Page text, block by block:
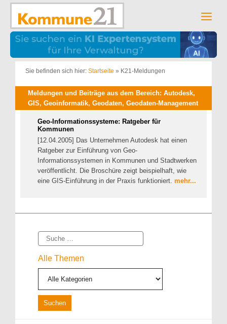
Zum
springen
Sie befinden sich hier: Startseite » K21-Meldungen
Meldungen und Beiträge aus dem Bereich: Autodesk,
GIS, Geoinformatik, Geodaten, Geodaten-Management
Geo-Informationssysteme: Ratgeber für
Kommunen
[12.04.2005] Das Unternehmen Autodesk hat einen
Ratgeber zur Einführung von Geo-
Informationssystemen in Kommunen und Stadtwerken
veröffentlicht. Die Broschüre zeigt beispielhaft, wie
eine GIS-Einführung in der Praxis funktioniert. mehr...
Suche
Alle Themen